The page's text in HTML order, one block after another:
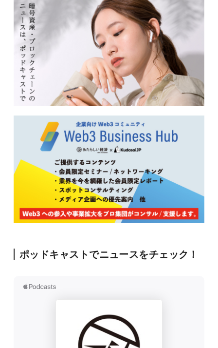
ポッドキャストでニュースをチェック！